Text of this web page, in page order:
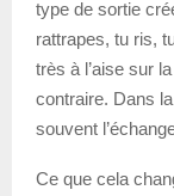
type de sortie
rattrapes, tu ris,
très à l’aise sur
contraire. Dans
souvent
Ce que cela